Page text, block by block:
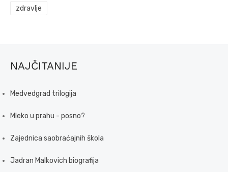
zdravlje
NAJČITANIJE
Medvedgrad trilogija
Mleko u prahu - posno?
Zajednica saobraćajnih škola
Jadran Malkovich biografija